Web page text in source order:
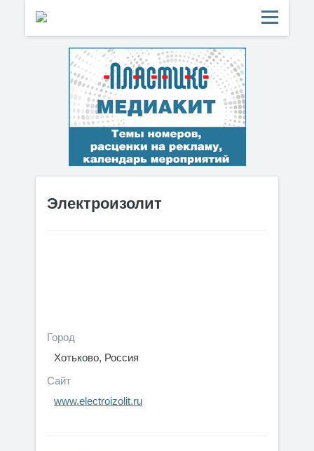
Электроизолит
Город
Хотьково, Россия
Сайт
www.electroizolit.ru